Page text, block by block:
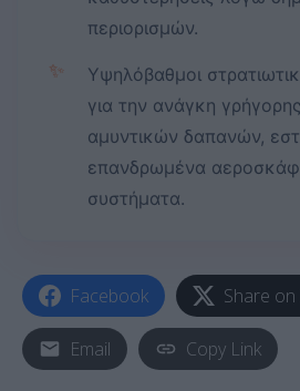
περιορισμών.
✨
Υψηλόβαθμοι
για την ανάγκη
αμυντικών δαπανών,
επανδρωμένα
συστήματα.
Facebook Share on
Email Copy Link